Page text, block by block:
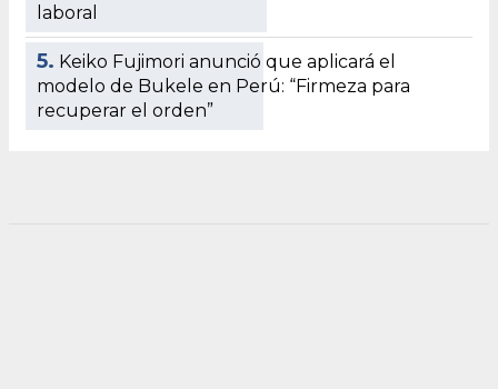
laboral
5. Keiko Fujimori anunció que aplicará el
modelo de Bukele en Perú: “Firmeza para
recuperar el orden”